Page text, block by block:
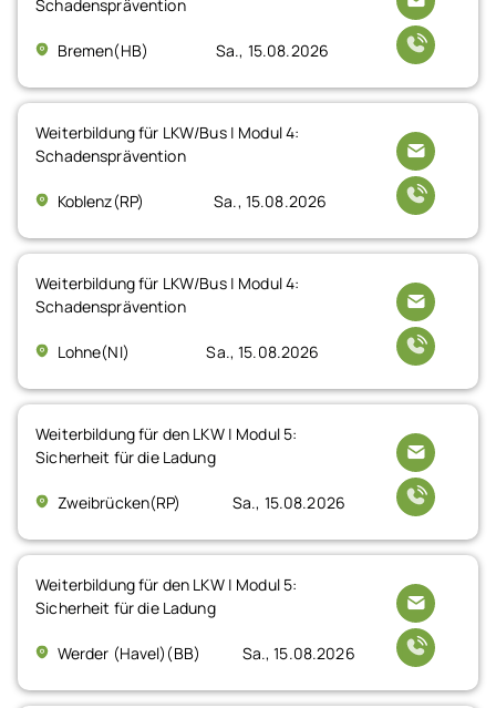
Schadensprävention
Bremen(HB) Sa., 15.08.2026
Weiterbildung für LKW/Bus | Modul 4:
Schadensprävention
Koblenz(RP) Sa., 15.08.2026
Weiterbildung für LKW/Bus | Modul 4:
Schadensprävention
Lohne(NI) Sa., 15.08.2026
Weiterbildung für den LKW | Modul 5:
Sicherheit für die Ladung
Zweibrücken(RP) Sa., 15.08.2026
Weiterbildung für den LKW | Modul 5:
Sicherheit für die Ladung
Werder (Havel)(BB) Sa., 15.08.2026